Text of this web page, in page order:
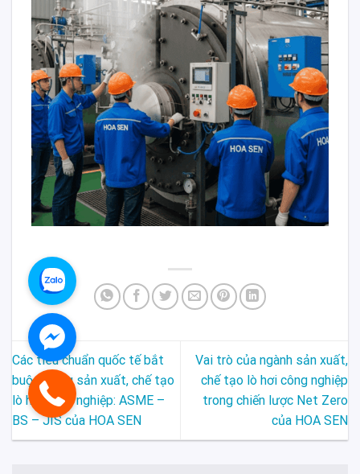
Các tiêu chuẩn quốc tế bắt
buộc trong sản xuất, chế tạo
lò hơi công nghiệp: ASME –
BS – JIS của HOA SEN
Vai trò của ngành sản xuất,
chế tạo lò hơi công nghiệp
trong chiến lược Net Zero
của HOA SEN